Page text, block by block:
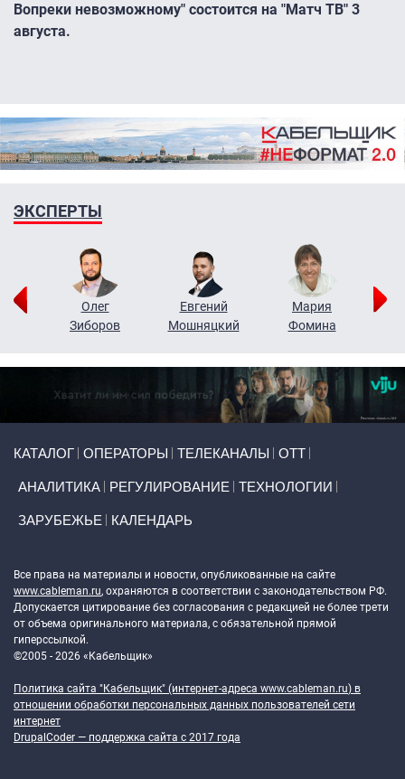
Вопреки невозможному" состоится на "Матч ТВ" 3
августа.
ЭКСПЕРТЫ
Олег
Зиборов
Евгений
Мошняцкий
Мария
Фомина
КАТАЛОГ ОПЕРАТОРЫ ТЕЛЕКАНАЛЫ ОТТ
АНАЛИТИКА РЕГУЛИРОВАНИЕ ТЕХНОЛОГИИ
ЗАРУБЕЖЬЕ КАЛЕНДАРЬ
Все права на материалы и новости, опубликованные на сайте
www.cableman.ru, охраняются в соответствии с законодательством РФ.
Допускается цитирование без согласования с редакцией не более трети
от объема оригинального материала, с обязательной прямой
гиперссылкой.
©2005 - 2026 «Кабельщик»
Политика сайта "Кабельщик" (интернет-адреса www.cableman.ru) в
отношении обработки персональных данных пользователей сети
интернет
DrupalCoder — поддержка сайта c 2017 года